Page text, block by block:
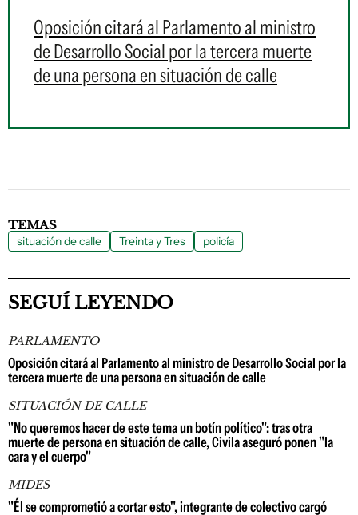
Oposición citará al Parlamento al ministro
de Desarrollo Social por la tercera muerte
de una persona en situación de calle
TEMAS
situación de calle Treinta y Tres policía
SEGUÍ LEYENDO
PARLAMENTO
Oposición citará al Parlamento al ministro de Desarrollo Social por la
tercera muerte de una persona en situación de calle
SITUACIÓN DE CALLE
"No queremos hacer de este tema un botín político": tras otra
muerte de persona en situación de calle, Civila aseguró ponen "la
cara y el cuerpo"
MIDES
"Él se comprometió a cortar esto", integrante de colectivo cargó